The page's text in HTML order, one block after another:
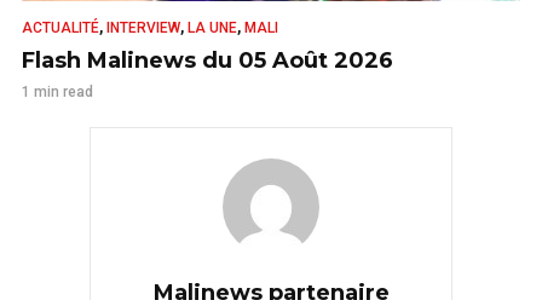
ACTUALITÉ, INTERVIEW, LA UNE, MALI
Flash Malinews du 05 Août 2026
1 min read
Malinews partenaire